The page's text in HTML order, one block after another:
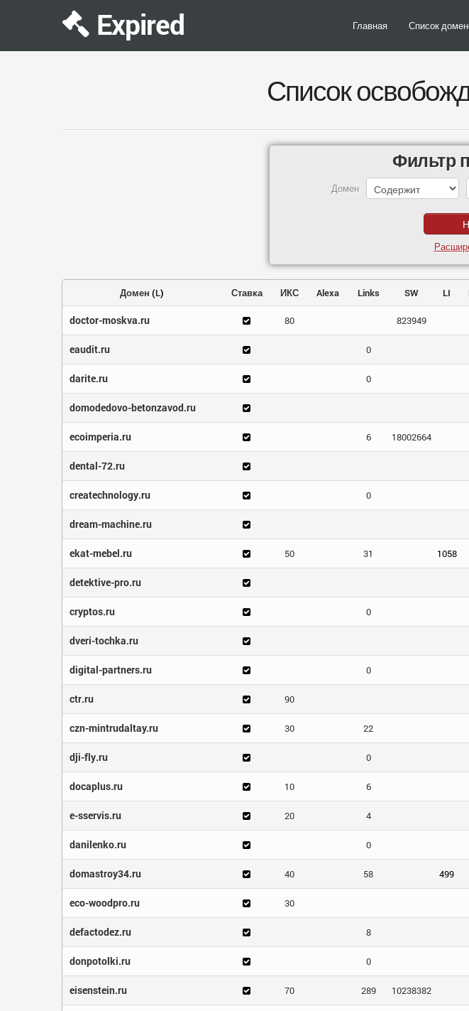
Expired Главная Список
Список
Фильтр
Домен
Домен (L) Ставка ИКС Alexa Links SW LI
doctor-moskva.ru 80 823949
eaudit.ru 0
darite.ru 0
domodedovo-betonzavod.ru
ecoimperia.ru 6 18002664
dental-72.ru
createchnology.ru 0
dream-machine.ru
ekat-mebel.ru 50 31 1058
detektive-pro.ru
cryptos.ru 0
dveri-tochka.ru
digital-partners.ru 0
ctr.ru 90
czn-mintrudaltay.ru 30 22
dji-fly.ru 0
docaplus.ru 10 6
e-sservis.ru 20 4
danilenko.ru 0
domastroy34.ru 40 58 499
eco-woodpro.ru 30
defactodez.ru 8
donpotolki.ru 0
eisenstein.ru 70 289 10238382